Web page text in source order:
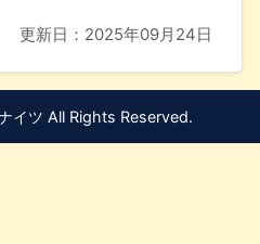
更新日： 2025年09月24日
イツ All Rights Reserved.